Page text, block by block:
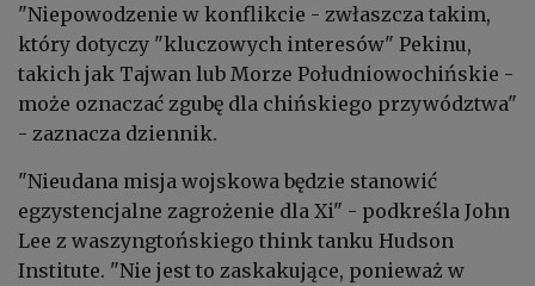
"Niepowodzenie w konflikcie - zwłaszcza takim,
który dotyczy "kluczowych interesów" Pekinu,
takich jak Tajwan lub Morze Południowochińskie -
może oznaczać zgubę dla chińskiego przywództwa"
- zaznacza dziennik.
"Nieudana misja wojskowa będzie stanowić
egzystencjalne zagrożenie dla Xi" - podkreśla John
Lee z waszyngtońskiego think tanku Hudson
Institute. "Nie jest to zaskakujące, ponieważ w